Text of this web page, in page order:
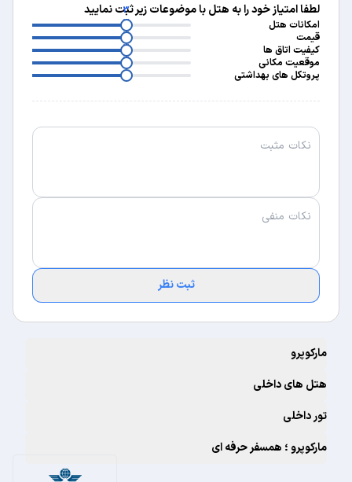
لطفا امتیاز خود را به هتل با موضوعات زیر ثبت نمایید
امکانات هتل
3
قیمت
3
کیفیت اتاق ها
3
موقعیت مکانی
3
پروتکل های بهداشتی
3
ثبت نظر
مارکوپرو
هتل های داخلی
تور داخلی
مارکوپرو ؛ همسفر حرفه ای